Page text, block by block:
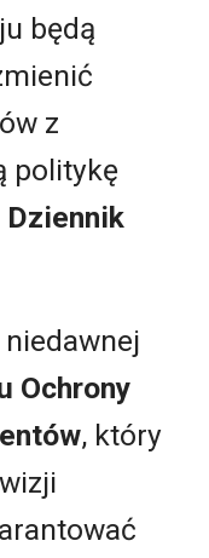
będą
z
politykę
Dziennik
Ochrony
, który